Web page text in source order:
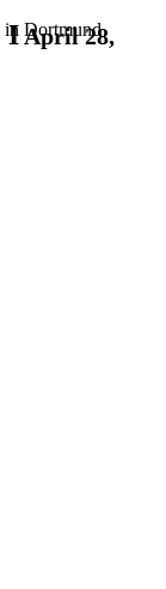
in Dortmund
IApril 28,